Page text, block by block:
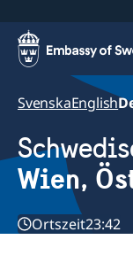
SvenskaEnglish
Wien,
Ortszeit23:42